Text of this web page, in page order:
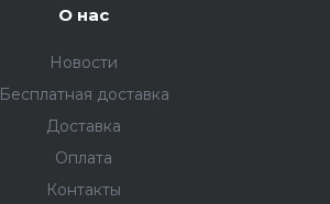
О нас
Новости
Бесплатная доставка
Доставка
Оплата
Контакты